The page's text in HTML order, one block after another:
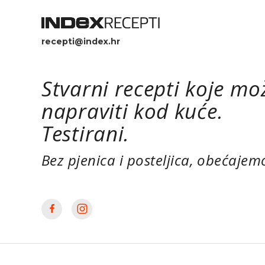
recepti@index.hr
Stvarni recepti koje
napraviti kod kuće.
Testirani.
Bez pjenica i posteljica,